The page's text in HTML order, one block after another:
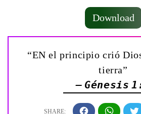
Download
“EN el principio crió
tierra”
— Génesis